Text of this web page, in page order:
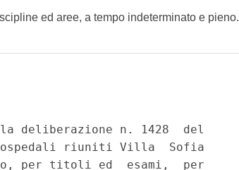
ed aree, a tempo indeterminato e pieno.